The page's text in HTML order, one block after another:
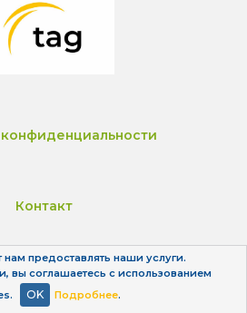
Контакт
Импрессум
предоставлять наши услуги.
вы соглашаетесь с использованием
OK Подробнее.